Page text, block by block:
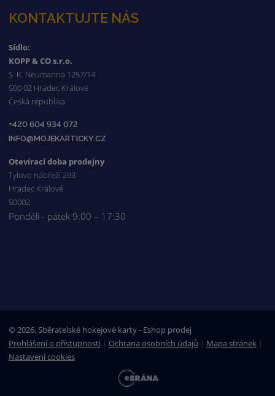
KONTAKTUJTE NÁS
Sídlo:
KOPP & CO s.r.o.
S. K. Neumanna 1257/14
500 02 Hradec Králové
Česká republika
+420 604 934 072
INFO@MOJEKARTICKY.CZ
Otevírací doba prodejny
Tylovo nábřeží 293
Hradec Králové
50002
Pondělí - pátek 9:00 – 17:30
© 2026, Sběratelské hokejové karty - Eshop prodej
Prohlášení o přístupnosti |Ochrana osobních údajů | Mapa stránek |
Nastavení cookies